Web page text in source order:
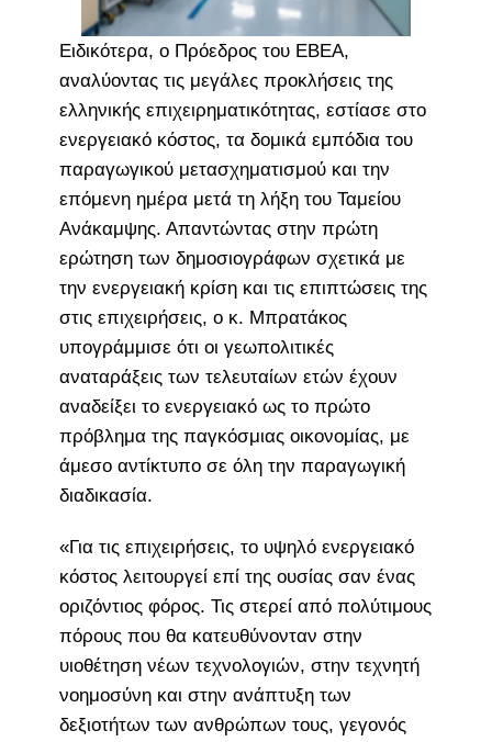
Ειδικότερα, ο Πρόεδρος του ΕΒΕΑ,
αναλύοντας τις μεγάλες προκλήσεις της
ελληνικής επιχειρηματικότητας, εστίασε στο
ενεργειακό κόστος, τα δομικά εμπόδια του
παραγωγικού μετασχηματισμού και την
επόμενη ημέρα μετά τη λήξη του Ταμείου
Ανάκαμψης. Απαντώντας στην πρώτη
ερώτηση των δημοσιογράφων σχετικά με
την ενεργειακή κρίση και τις επιπτώσεις της
στις επιχειρήσεις, ο κ. Μπρατάκος
υπογράμμισε ότι οι γεωπολιτικές
αναταράξεις των τελευταίων ετών έχουν
αναδείξει το ενεργειακό ως το πρώτο
πρόβλημα της παγκόσμιας οικονομίας, με
άμεσο αντίκτυπο σε όλη την παραγωγική
διαδικασία.
«Για τις επιχειρήσεις, το υψηλό ενεργειακό
κόστος λειτουργεί επί της ουσίας σαν ένας
οριζόντιος φόρος. Τις στερεί από πολύτιμους
πόρους που θα κατευθύνονταν στην
υιοθέτηση νέων τεχνολογιών, στην τεχνητή
νοημοσύνη και στην ανάπτυξη των
δεξιοτήτων των ανθρώπων τους, γεγονός